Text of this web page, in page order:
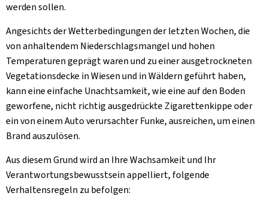
werden sollen.
Angesichts der Wetterbedingungen der letzten Wochen, die
von anhaltendem Niederschlagsmangel und hohen
Temperaturen geprägt waren und zu einer ausgetrockneten
Vegetationsdecke in Wiesen und in Wäldern geführt haben,
kann eine einfache Unachtsamkeit, wie eine auf den Boden
geworfene, nicht richtig ausgedrückte Zigarettenkippe oder
ein von einem Auto verursachter Funke, ausreichen, um einen
Brand auszulösen.
Aus diesem Grund wird an Ihre Wachsamkeit und Ihr
Verantwortungsbewusstsein appelliert, folgende
Verhaltensregeln zu befolgen: